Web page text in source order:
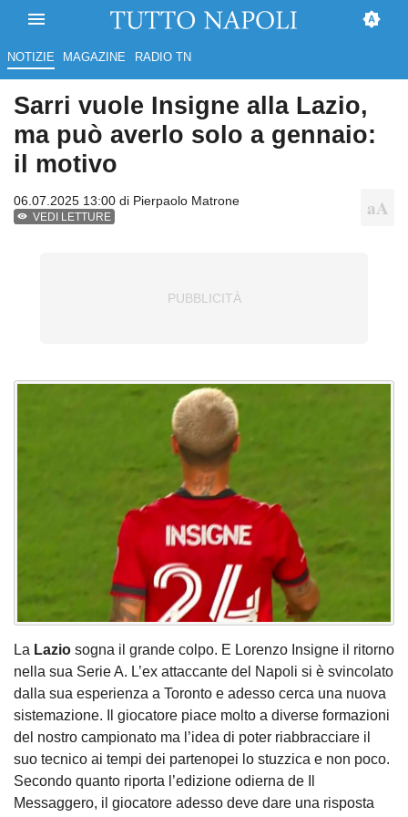
NOTIZIE MAGAZINE RADIO TN
Sarri vuole Insigne alla Lazio,
ma può averlo solo a gennaio:
il motivo
06.07.2025 13:00 di Pierpaolo Matrone
VEDI LETTURE
La Lazio sogna il grande colpo. E Lorenzo Insigne il ritorno
nella sua Serie A. L’ex attaccante del Napoli si è svincolato
dalla sua esperienza a Toronto e adesso cerca una nuova
sistemazione. Il giocatore piace molto a diverse formazioni
del nostro campionato ma l’idea di poter riabbracciare il
suo tecnico ai tempi dei partenopei lo stuzzica e non poco.
Secondo quanto riporta l’edizione odierna de Il
Messaggero, il giocatore adesso deve dare una risposta